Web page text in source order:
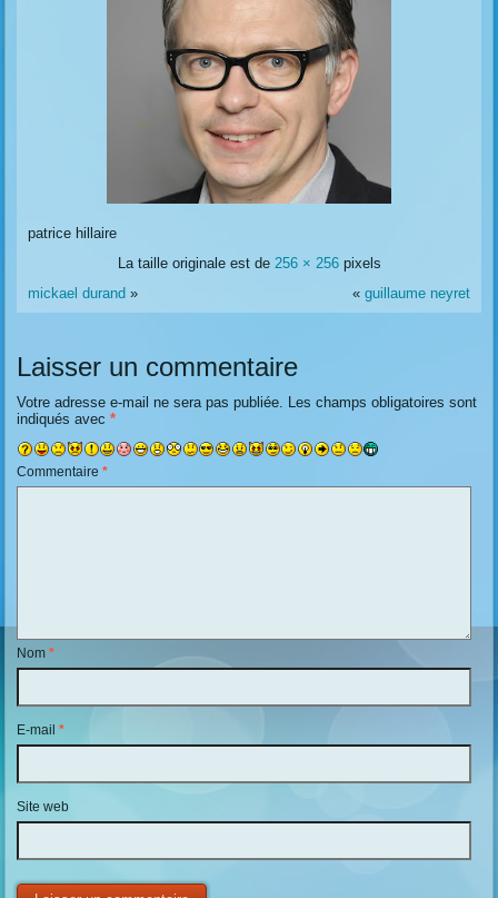
patrice hillaire
La taille originale est de 256 × 256pixels
mickael durand » « guillaume neyret
Laisser un commentaire
Votre adresse e-mail ne sera pas publiée. Les champs obligatoires sont
indiqués avec*
Commentaire*
Nom*
E-mail*
Site web